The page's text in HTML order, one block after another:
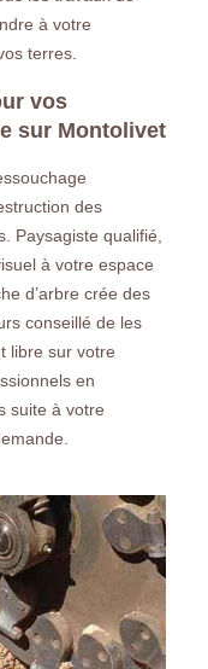
à votre
terres.
vos
sur Montolivet
des
Paysagiste qualifié,
à votre espace
d’arbre crée des
conseillé de les
libre sur votre
en
suite à votre